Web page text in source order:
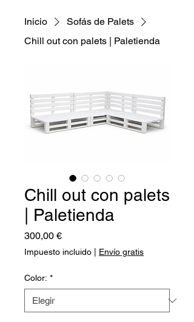
Inicio
Sofás de Palets
Chill out con palets | Paletienda
Chill out con palets
| Paletienda
300,00 €Precio
Impuesto incluido Envío gratis
Color: *